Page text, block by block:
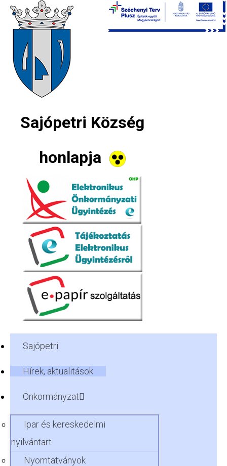
Sajópetri Község
honlapja
Sajópetri
Hírek, aktualitások
Önkormányzat
Ipar és kereskedelmi
nyilvántart.
Nyomtatványok